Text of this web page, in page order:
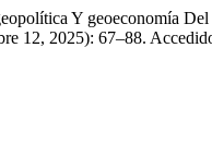
Y geoeconomía
12, 2025): 67–88.